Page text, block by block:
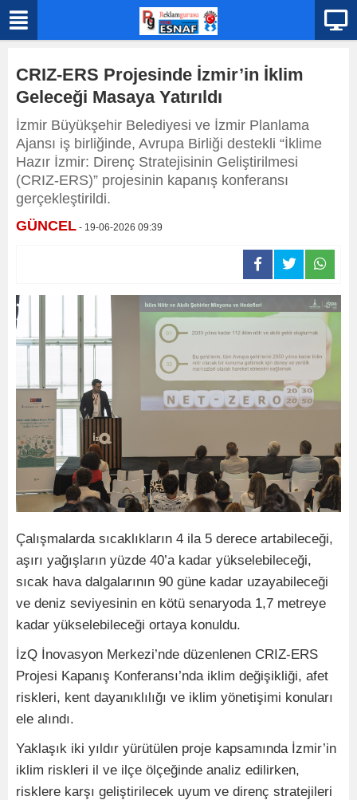
CRIZ-ERS Projesinde İzmir’in İklim
Geleceği Masaya Yatırıldı
İzmir Büyükşehir Belediyesi ve İzmir Planlama
Ajansı iş birliğinde, Avrupa Birliği destekli “İklime
Hazır İzmir: Direnç Stratejisinin Geliştirilmesi
(CRIZ-ERS)” projesinin kapanış konferansı
gerçekleştirildi.
GÜNCEL - 19-06-2026 09:39
Çalışmalarda sıcaklıkların 4 ila 5 derece artabileceği,
aşırı yağışların yüzde 40’a kadar yükselebileceği,
sıcak hava dalgalarının 90 güne kadar uzayabileceği
ve deniz seviyesinin en kötü senaryoda 1,7 metreye
kadar yükselebileceği ortaya konuldu.
İzQ İnovasyon Merkezi’nde düzenlenen CRIZ-ERS
Projesi Kapanış Konferansı’nda iklim değişikliği, afet
riskleri, kent dayanıklılığı ve iklim yönetişimi konuları
ele alındı.
Yaklaşık iki yıldır yürütülen proje kapsamında İzmir’in
iklim riskleri il ve ilçe ölçeğinde analiz edilirken,
risklere karşı geliştirilecek uyum ve direnç stratejileri